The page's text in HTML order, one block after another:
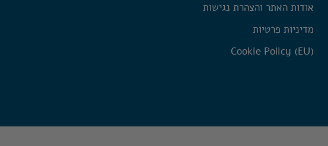
אודות האתר והצהרת נגישות
מדיניות פרטיות
Cookie Policy (EU)